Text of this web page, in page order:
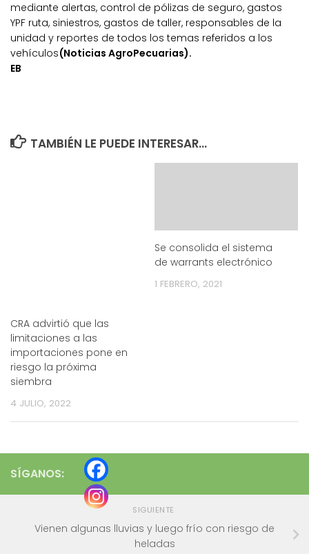
mediante alertas, control de pólizas de seguro, gastos
YPF ruta, siniestros, gastos de taller, responsables de la
unidad y reportes de todos los temas referidos a los
vehículos(Noticias AgroPecuarias).
EB
TAMBIÉN LE PUEDE INTERESAR...
CRA advirtió que las
limitaciones a las
importaciones pone en
riesgo la próxima
siembra
4 JULIO, 2022
Se consolida el sistema
de warrants electrónico
1 FEBRERO, 2021
SÍGANOS:
SIGUIENTE
Vienen algunas lluvias y luego frío con riesgo de
heladas